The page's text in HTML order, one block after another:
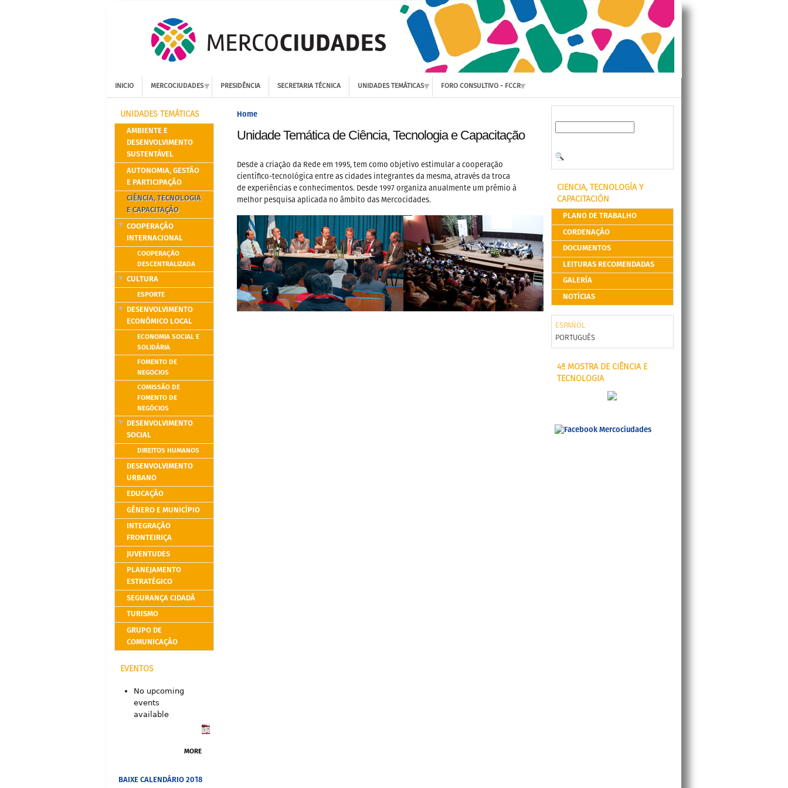
INICIO MERCOCIUDADES PRESIDÊNCIA SECRETARIA TÉCNICA UNIDADES TEMÁTICAS FORO CONSULTIVO - FCCR
UNIDADES TEMÁTICAS
AMBIENTE E
DESENVOLVIMENTO
SUSTENTÁVEL
AUTONOMIA, GESTÃO
E PARTICIPAÇÃO
CIÊNCIA, TECNOLOGIA
E CAPACITAÇÃO
COOPERAÇÃO
INTERNACIONAL
COOPERAÇÃO
DESCENTRALIZADA
CULTURA
ESPORTE
DESENVOLVIMENTO
ECONÔMICO LOCAL
ECONOMIA SOCIAL E
SOLIDÁRIA
FOMENTO DE
NEGOCIOS
COMISSÃO DE
FOMENTO DE
NEGÓCIOS
DESENVOLVIMENTO
SOCIAL
DIREITOS HUMANOS
DESENVOLVIMENTO
URBANO
EDUCAÇÃO
GÊNERO E MUNICÍPIO
INTEGRAÇÃO
FRONTEIRIÇA
JUVENTUDES
PLANEJAMENTO
ESTRATÉGICO
SEGURANÇA CIDADÃ
TURISMO
GRUPO DE
COMUNICAÇÃO
EVENTOS
No upcoming
events
available
MORE
BAIXE CALENDÁRIO 2018
Home
Unidade Temática de Ciência, Tecnologia e Capacitação
Desde a criação da Rede em 1995, tem como objetivo estimular a cooperação
científico-tecnológica entre as cidades integrantes da mesma, através da troca
de experiências e conhecimentos. Desde 1997 organiza anualmente um prêmio à
melhor pesquisa aplicada no âmbito das Mercocidades.
CIENCIA, TECNOLOGÍA Y
CAPACITACIÓN
PLANO DE TRABALHO
CORDENAÇÃO
DOCUMENTOS
LEITURAS RECOMENDADAS
GALERÍA
NOTÍCIAS
ESPAÑOL
PORTUGUÊS
4ª MOSTRA DE CIÊNCIA E
TECNOLOGIA